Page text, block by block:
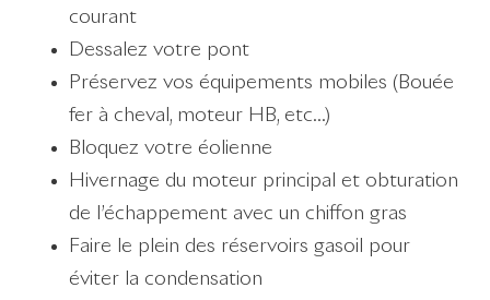
courant
Dessalez votre pont
Préservez vos équipements mobiles (Bouée
fer à cheval, moteur HB, etc…)
Bloquez votre éolienne
Hivernage du moteur principal et obturation
de l’échappement avec un chiffon gras
Faire le plein des réservoirs gasoil pour
éviter la condensation